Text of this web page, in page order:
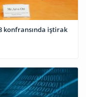
konfransında iştirak